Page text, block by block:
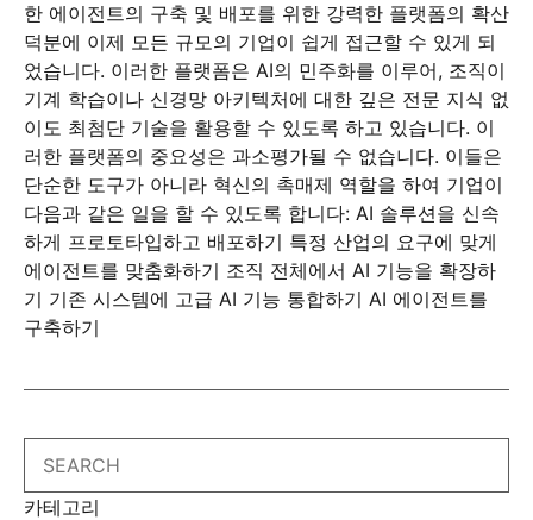
한 에이전트의 구축 및 배포를 위한 강력한 플랫폼의 확산
덕분에 이제 모든 규모의 기업이 쉽게 접근할 수 있게 되
었습니다. 이러한 플랫폼은 AI의 민주화를 이루어, 조직이
기계 학습이나 신경망 아키텍처에 대한 깊은 전문 지식 없
이도 최첨단 기술을 활용할 수 있도록 하고 있습니다. 이
러한 플랫폼의 중요성은 과소평가될 수 없습니다. 이들은
단순한 도구가 아니라 혁신의 촉매제 역할을 하여 기업이
다음과 같은 일을 할 수 있도록 합니다: AI 솔루션을 신속
하게 프로토타입하고 배포하기 특정 산업의 요구에 맞게
에이전트를 맞춤화하기 조직 전체에서 AI 기능을 확장하
기 기존 시스템에 고급 AI 기능 통합하기 AI 에이전트를
구축하기
카테고리